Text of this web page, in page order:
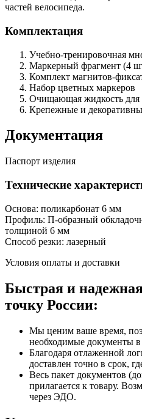
частей велосипеда.
Комплектация
Учебно-тренировочная
Маркерный фрагмент (4
Комплект магнитов-
Набор цветных маркеров
Очищающая жидкость для
Крепежные и
Документация
Паспорт изделия
Технические
Основа: поликарбонат 6 мм
Профиль: П-образный
толщиной 6 мм
Способ резки: лазерный
Условия оплаты и доставки
Быстрая и
точку России:
Мы ценим ваше время,
необходимые документы
Благодаря отлаженной
доставлен точно в срок,
Весь пакет документов
прилагается к товару.
через ЭДО.